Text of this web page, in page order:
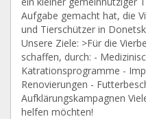
Aufgabe gemacht hat, die
und Tierschützer in
Unsere Ziele: >Für die
schaffen, durch: -
Katrationsprogramme -
Renovierungen -
Aufklärungskampagnen
helfen möchten!